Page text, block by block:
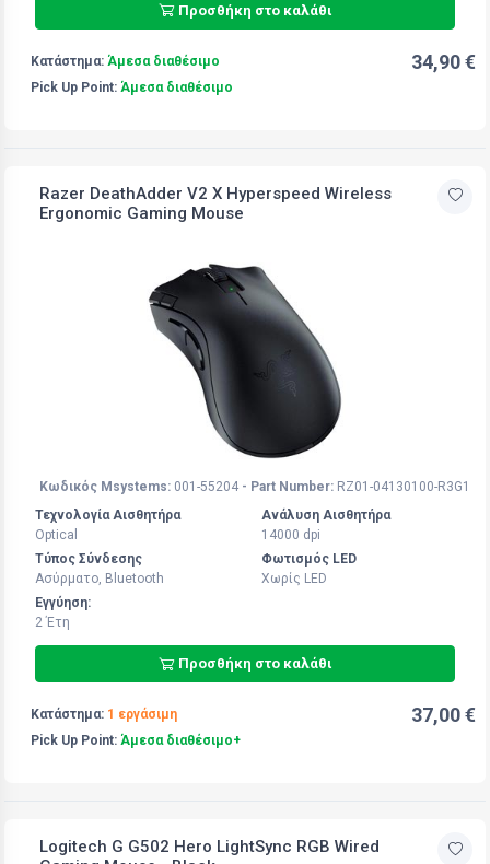
Προσθήκη στο καλάθι
Κατάστημα: Άμεσα διαθέσιμο
Pick Up Point: Άμεσα διαθέσιμο
34,90 €
Razer DeathAdder V2 X Hyperspeed Wireless
Ergonomic Gaming Mouse
Κωδικός Msystems: 001-55204 - Part Number: RZ01-04130100-R3G1
Τεχνολογία Αισθητήρα
Optical
Ανάλυση Αισθητήρα
14000 dpi
Τύπος Σύνδεσης
Ασύρματο, Bluetooth
Φωτισμός LED
Χωρίς LED
Εγγύηση:
2 Έτη
Προσθήκη στο καλάθι
Κατάστημα: 1 εργάσιμη
Pick Up Point: Άμεσα διαθέσιμο+
37,00 €
Logitech G G502 Hero LightSync RGB Wired